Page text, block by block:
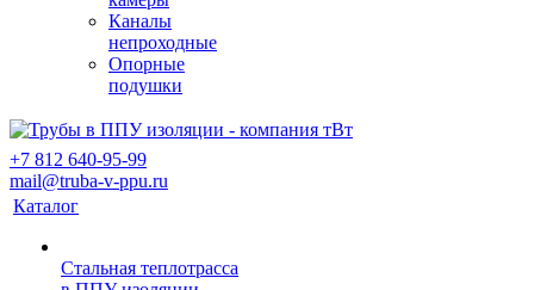
Каналы
непроходные
Опорные
подушки
+7 812 640-95-99
mail@truba-v-ppu.ru
Каталог
Стальная теплотрасса